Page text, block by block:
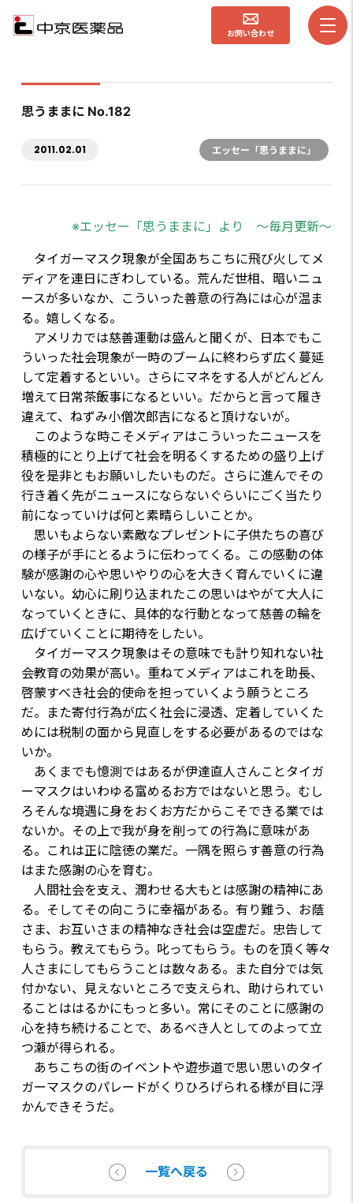
お問い合わせ
思うままに No.182
2011.02.01 エッセー「思うままに」
※エッセー「思うままに」より ～毎月更新～
タイガーマスク現象が全国あちこちに飛び火してメ
ディアを連日にぎわしている。荒んだ世相、暗いニュ
ースが多いなか、こういった善意の行為には心が温ま
る。嬉しくなる。
アメリカでは慈善運動は盛んと聞くが、日本でもこ
ういった社会現象が一時のブームに終わらず広く蔓延
して定着するといい。さらにマネをする人がどんどん
増えて日常茶飯事になるといい。だからと言って履き
違えて、ねずみ小僧次郎吉になると頂けないが。
このような時こそメディアはこういったニュースを
積極的にとり上げて社会を明るくするための盛り上げ
役を是非ともお願いしたいものだ。さらに進んでその
行き着く先がニュースにならないぐらいにごく当たり
前になっていけば何と素晴らしいことか。
思いもよらない素敵なプレゼントに子供たちの喜び
の様子が手にとるように伝わってくる。この感動の体
験が感謝の心や思いやりの心を大きく育んでいくに違
いない。幼心に刷り込まれたこの思いはやがて大人に
なっていくときに、具体的な行動となって慈善の輪を
広げていくことに期待をしたい。
タイガーマスク現象はその意味でも計り知れない社
会教育の効果が高い。重ねてメディアはこれを助長、
啓蒙すべき社会的使命を担っていくよう願うところ
だ。また寄付行為が広く社会に浸透、定着していくた
めには税制の面から見直しをする必要があるのではな
いか。
あくまでも憶測ではあるが伊達直人さんことタイガ
ーマスクはいわゆる富めるお方ではないと思う。むし
ろそんな境遇に身をおくお方だからこそできる業では
ないか。その上で我が身を削っての行為に意味があ
る。これは正に陰徳の業だ。一隅を照らす善意の行為
はまた感謝の心を育む。
人間社会を支え、潤わせる大もとは感謝の精神にあ
る。そしてその向こうに幸福がある。有り難う、お蔭
さま、お互いさまの精神なき社会は空虚だ。忠告して
もらう。教えてもらう。叱ってもらう。ものを頂く等々
人さまにしてもらうことは数々ある。また自分では気
付かない、見えないところで支えられ、助けられてい
ることははるかにもっと多い。常にそのことに感謝の
心を持ち続けることで、あるべき人としてのよって立
つ瀬が得られる。
あちこちの街のイベントや遊歩道で思い思いのタイ
ガーマスクのパレードがくりひろげられる様が目に浮
かんできそうだ。
一覧へ戻る